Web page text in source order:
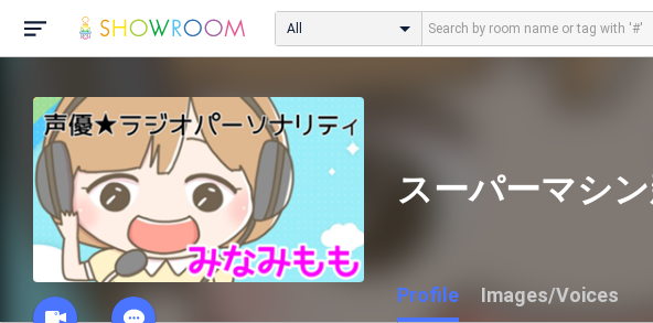
All
スーパーマシ
Profile Images/Voices